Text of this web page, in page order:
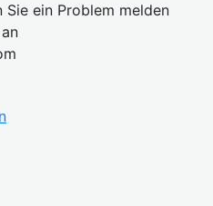
Sie ein Problem melden